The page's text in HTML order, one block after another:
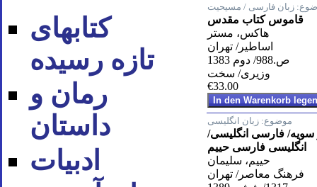
کتابهای
تازه رسیده
رمان و
داستان
ادبیات
زبان فارسی / مسیحیت
قاموس کتاب مقدس
هاکس، مستر
اساطیر/ تهران
ص.988/ دوم 1383
وزیری/ سخت
€33.00
موضوع: زبان انگلیسی
فارسی انگلیسی/
انگلیسی فارسی حییم
حییم، سلیمان
فرهنگ معاصر/ تهران